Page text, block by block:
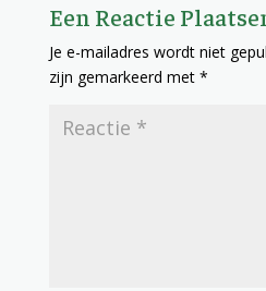
Een Reactie
Je e-mailadres wordt niet
zijn gemarkeerd met *